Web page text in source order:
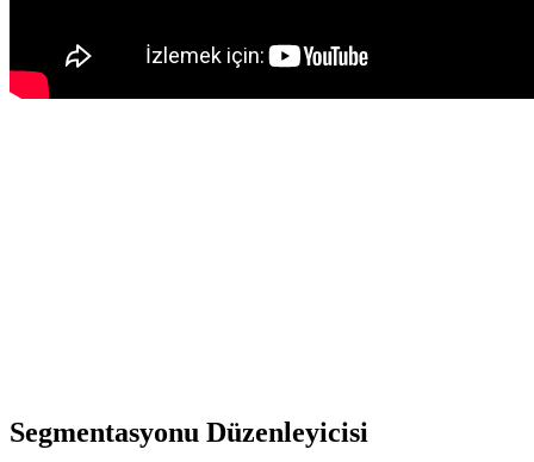
Segmentasyonu Düzenleyicisi